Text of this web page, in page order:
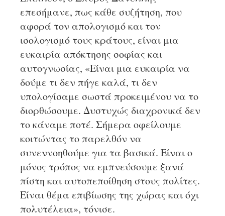
επεσήμανε, πως κάθε συζήτηση, που
αφορά τον απολογισμό και τον
ισολογισμό τους κράτους, είναι μια
ευκαιρία απόκτησης σοφίας και
αυτογνωσίας, «Είναι μια ευκαιρία να
δούμε τι δεν πήγε καλά, τι δεν
υπολογίσαμε σωστά προκειμένου να το
διορθώσουμε. Δυστυχώς διαχρονικά δεν
το κάναμε ποτέ. Σήμερα οφείλουμε
κοιτώντας το παρελθόν να
συνεννοηθούμε για τα βασικά. Είναι ο
μόνος τρόπος να εμπνεύσουμε ξανά
πίστη και αυτοπεποίθηση στους πολίτες.
Είναι θέμα επιβίωσης της χώρας και όχι
πολυτέλεια», τόνισε.